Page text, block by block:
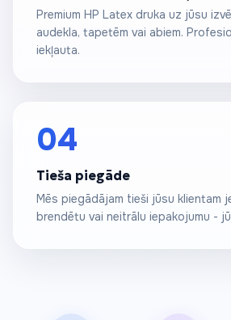
Premium HP Latex druka uz jūsu
audekla, tapetēm vai abiem.
iekļauta.
04
Tieša piegāde
Mēs piegādājam tieši jūsu klientam
brendētu vai neitrālu iepakojumu -